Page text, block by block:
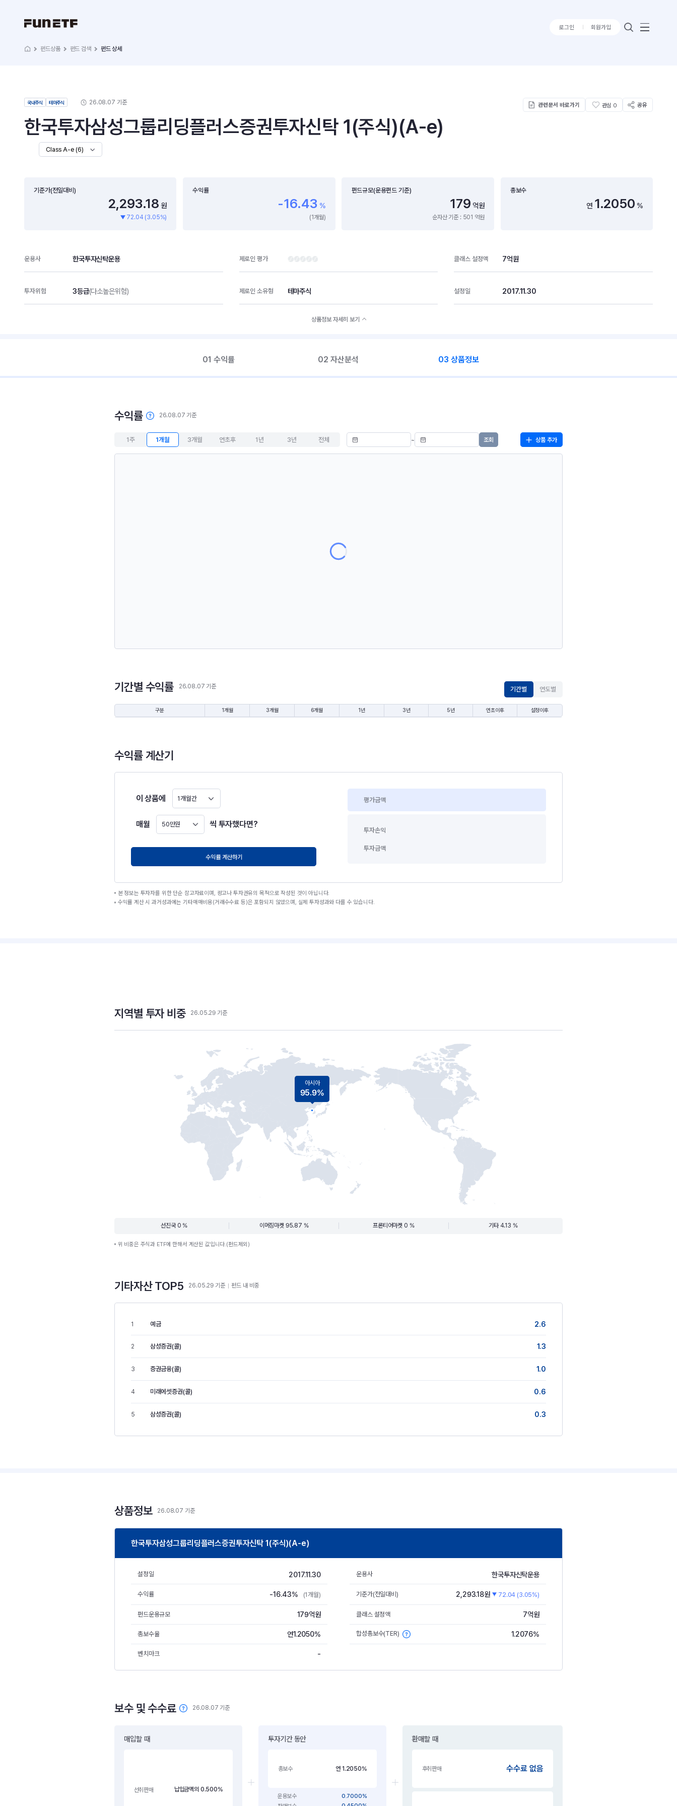
로그인 회원가입
펀드상품 펀드 검색 펀드 상세
국내주식 테마주식 26.08.07 기준 관련문서 바로가기 관심 0 공유
한국투자삼성그룹리딩플러스증권투자신탁 1(주식)(A-e)
Class A-e (6)
기준가(전일대비)
2,293.18 원
72.04 (3.05%)
수익률
-16.43 %
(1개월)
펀드규모(운용펀드 기준)
179 억원
순자산 기준 : 501 억원
총보수
연 1.2050 %
운용사 한국투자신탁운용 제로인 평가 클래스 설정액 7억원
투자위험 3등급(다소높은위험) 제로인 소유형 테마주식 설정일 2017.11.30
상품정보 자세히 보기
01 수익률 02 자산분석 03 상품정보
수익률 26.08.07 기준
1주 1개월 3개월 연초후 1년 3년 전체 ~ 조회 상품 추가
기간별 수익률 26.08.07 기준 기간별 연도별
구분 1개월 3개월 6개월 1년 3년 5년 연초이후 설정이후
수익률 계산기
이 상품에 1개월간
매월 50만원 원 씩 투자했다면?
수익률 계산하기
평가금액
투자손익
투자금액
본 정보는 투자자를 위한 단순 참고자료이며, 광고나 투자권유의 목적으로 작성된 것이 아닙니다.
수익률 계산 시 과거성과에는 기타매매비용(거래수수료 등)은 포함되지 않았으며, 실제 투자성과와 다를 수 있습니다.
지역별 투자 비중 26.05.29 기준
아시아
95.9%
선진국 0 % 이머징마켓 95.87 % 프론티어마켓 0 % 기타 4.13 %
위 비중은 주식과 ETF에 한해서 계산된 값입니다.(펀드제외)
기타자산 TOP5 26.05.29 기준 펀드 내 비중
1 예금 2.6
2 삼성증권(콜) 1.3
3 증권금융(콜) 1.0
4 미래에셋증권(콜) 0.6
5 삼성증권(콜) 0.3
상품정보 26.08.07 기준
한국투자삼성그룹리딩플러스증권투자신탁 1(주식)(A-e)
설정일 2017.11.30 운용사 한국투자신탁운용
수익률 -16.43% (1개월) 기준가(전일대비) 2,293.18원 72.04 (3.05%)
펀드운용규모 179억원 클래스 설정액 7억원
총보수율 연1.2050% 합성총보수(TER) 1.2076%
벤치마크 -
보수 및 수수료 26.08.07 기준
매입할 때
선취판매 납입금액의 0.500%
투자기간 동안
총보수 연 1.2050%
운용보수
0.7000%
환매할 때
후취판매 수수료 없음